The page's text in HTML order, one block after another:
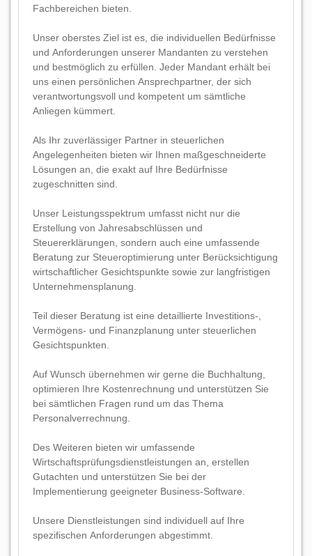
Fachbereichen bieten.
Unser oberstes Ziel ist es, die individuellen Bedürfnisse
und Anforderungen unserer Mandanten zu verstehen
und bestmöglich zu erfüllen. Jeder Mandant erhält bei
uns einen persönlichen Ansprechpartner, der sich
verantwortungsvoll und kompetent um sämtliche
Anliegen kümmert.
Als Ihr zuverlässiger Partner in steuerlichen
Angelegenheiten bieten wir Ihnen maßgeschneiderte
Lösungen an, die exakt auf Ihre Bedürfnisse
zugeschnitten sind.
Unser Leistungsspektrum umfasst nicht nur die
Erstellung von Jahresabschlüssen und
Steuererklärungen, sondern auch eine umfassende
Beratung zur Steueroptimierung unter Berücksichtigung
wirtschaftlicher Gesichtspunkte sowie zur langfristigen
Unternehmensplanung.
Teil dieser Beratung ist eine detaillierte Investitions-,
Vermögens- und Finanzplanung unter steuerlichen
Gesichtspunkten.
Auf Wunsch übernehmen wir gerne die Buchhaltung,
optimieren Ihre Kostenrechnung und unterstützen Sie
bei sämtlichen Fragen rund um das Thema
Personalverrechnung.
Des Weiteren bieten wir umfassende
Wirtschaftsprüfungsdienstleistungen an, erstellen
Gutachten und unterstützen Sie bei der
Implementierung geeigneter Business-Software.
Unsere Dienstleistungen sind individuell auf Ihre
spezifischen Anforderungen abgestimmt.